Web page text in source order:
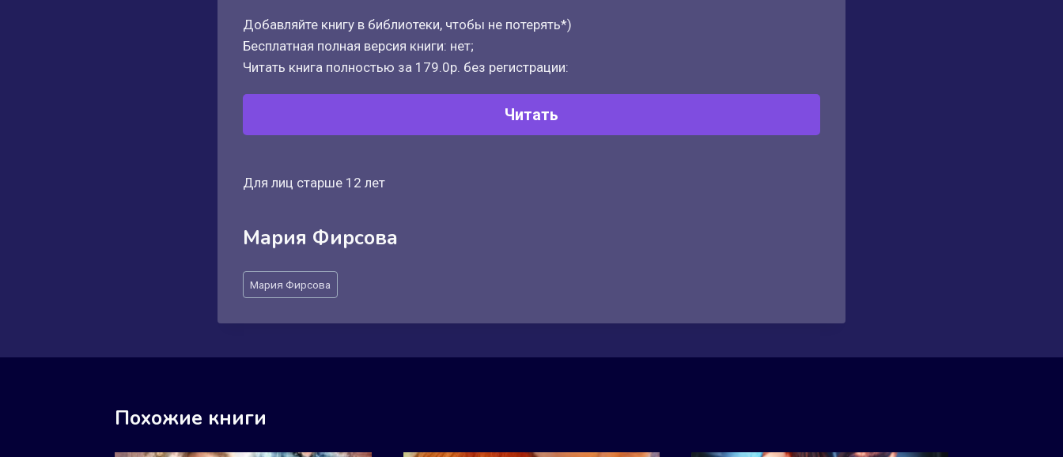
Добавляйте книгу в библиотеки, чтобы не потерять*)
Бесплатная полная версия книги: нет;
Читать книга полностью за 179.0р. без регистрации:
Читать
Для лиц старше 12 лет
Мария Фирсова
Метки
записи:
Мария Фирсова
Похожие книги